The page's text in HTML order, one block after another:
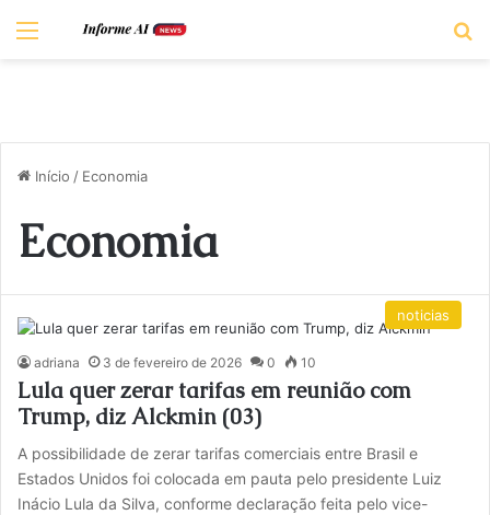
Menu
Início / Economia
Economia
noticias
adriana 3 de fevereiro de 2026 0 10
Lula quer zerar tarifas em reunião com
Trump, diz Alckmin (03)
A possibilidade de zerar tarifas comerciais entre Brasil e
Estados Unidos foi colocada em pauta pelo presidente Luiz
Inácio Lula da Silva, conforme declaração feita pelo vice-